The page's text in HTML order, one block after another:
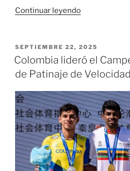
Continuar leyendo«Ocho
de
Colombia
firman
para
restaurar
paisajes
y
fortalecer
medios
de
PUBLICADO
EL
SEPTIEMBRE 22, 2025
Colombia lideró el
de Patinaje de